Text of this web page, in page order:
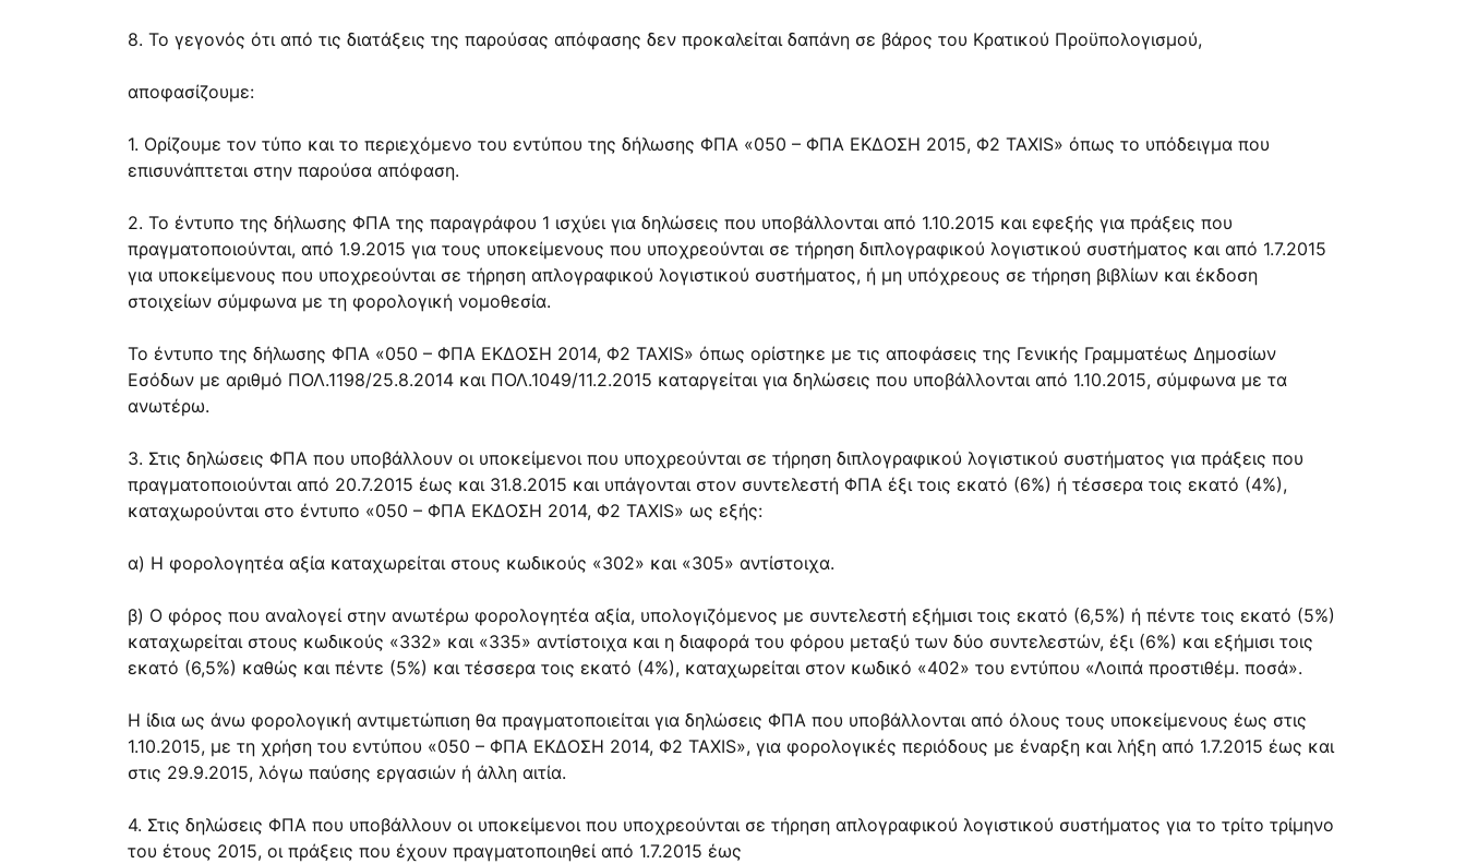
8. Το γεγονός ότι από τις διατάξεις της παρούσας απόφασης δεν προκαλείται δαπάνη σε βάρος του Κρατικού Προϋπολογισμού,
αποφασίζουμε:
1. Ορίζουμε τον τύπο και το περιεχόμενο του εντύπου της δήλωσης ΦΠΑ «050 – ΦΠΑ ΕΚΔΟΣΗ 2015, Φ2 TAXIS» όπως το υπόδειγμα που
επισυνάπτεται στην παρούσα απόφαση.
2. Το έντυπο της δήλωσης ΦΠΑ της παραγράφου 1 ισχύει για δηλώσεις που υποβάλλονται από 1.10.2015 και εφεξής για πράξεις που
πραγματοποιούνται, από 1.9.2015 για τους υποκείμενους που υποχρεούνται σε τήρηση διπλογραφικού λογιστικού συστήματος και από 1.7.2015
για υποκείμενους που υποχρεούνται σε τήρηση απλογραφικού λογιστικού συστήματος, ή μη υπόχρεους σε τήρηση βιβλίων και έκδοση
στοιχείων σύμφωνα με τη φορολογική νομοθεσία.
Το έντυπο της δήλωσης ΦΠΑ «050 – ΦΠΑ ΕΚΔΟΣΗ 2014, Φ2 TAXIS» όπως ορίστηκε με τις αποφάσεις της Γενικής Γραμματέως Δημοσίων
Εσόδων με αριθμό ΠΟΛ.1198/25.8.2014 και ΠΟΛ.1049/11.2.2015 καταργείται για δηλώσεις που υποβάλλονται από 1.10.2015, σύμφωνα με τα
ανωτέρω.
3. Στις δηλώσεις ΦΠΑ που υποβάλλουν οι υποκείμενοι που υποχρεούνται σε τήρηση διπλογραφικού λογιστικού συστήματος για πράξεις που
πραγματοποιούνται από 20.7.2015 έως και 31.8.2015 και υπάγονται στον συντελεστή ΦΠΑ έξι τοις εκατό (6%) ή τέσσερα τοις εκατό (4%),
καταχωρούνται στο έντυπο «050 – ΦΠΑ ΕΚΔΟΣΗ 2014, Φ2 TAXIS» ως εξής:
α) Η φορολογητέα αξία καταχωρείται στους κωδικούς «302» και «305» αντίστοιχα.
β) Ο φόρος που αναλογεί στην ανωτέρω φορολογητέα αξία, υπολογιζόμενος με συντελεστή εξήμισι τοις εκατό (6,5%) ή πέντε τοις εκατό (5%)
καταχωρείται στους κωδικούς «332» και «335» αντίστοιχα και η διαφορά του φόρου μεταξύ των δύο συντελεστών, έξι (6%) και εξήμισι τοις
εκατό (6,5%) καθώς και πέντε (5%) και τέσσερα τοις εκατό (4%), καταχωρείται στον κωδικό «402» του εντύπου «Λοιπά προστιθέμ. ποσά».
Η ίδια ως άνω φορολογική αντιμετώπιση θα πραγματοποιείται για δηλώσεις ΦΠΑ που υποβάλλονται από όλους τους υποκείμενους έως στις
1.10.2015, με τη χρήση του εντύπου «050 – ΦΠΑ ΕΚΔΟΣΗ 2014, Φ2 TAXIS», για φορολογικές περιόδους με έναρξη και λήξη από 1.7.2015 έως και
στις 29.9.2015, λόγω παύσης εργασιών ή άλλη αιτία.
4. Στις δηλώσεις ΦΠΑ που υποβάλλουν οι υποκείμενοι που υποχρεούνται σε τήρηση απλογραφικού λογιστικού συστήματος για το τρίτο τρίμηνο
του έτους 2015, οι πράξεις που έχουν πραγματοποιηθεί από 1.7.2015 έως